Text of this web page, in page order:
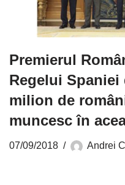
Premierul
Regelui Spaniei
milion de
muncesc în
07/09/2018 Andrei